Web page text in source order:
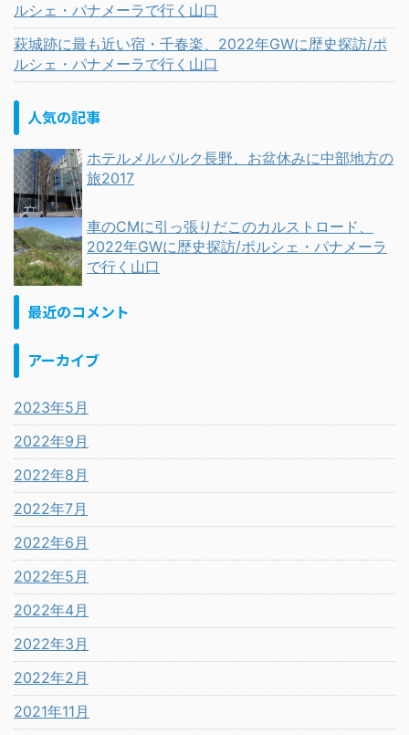
ルシェ・パナメーラで行く山口
萩城跡に最も近い宿・千春楽、2022年GWに歴史探訪/ポ
ルシェ・パナメーラで行く山口
人気の記事
ホテルメルパルク長野、お盆休みに中部地方の
旅2017
車のCMに引っ張りだこのカルストロード、
2022年GWに歴史探訪/ポルシェ・パナメーラ
で行く山口
最近のコメント
アーカイブ
2023年5月
2022年9月
2022年8月
2022年7月
2022年6月
2022年5月
2022年4月
2022年3月
2022年2月
2021年11月